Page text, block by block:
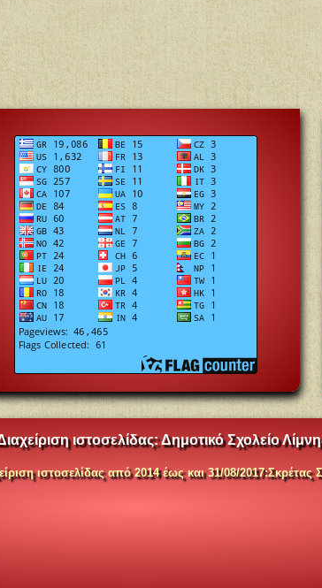
ιστοσελίδας:Δημοτικό Σχολείο
ιστοσελίδαςαπό 2014 έως και 31/08/2017:Σκρέτας